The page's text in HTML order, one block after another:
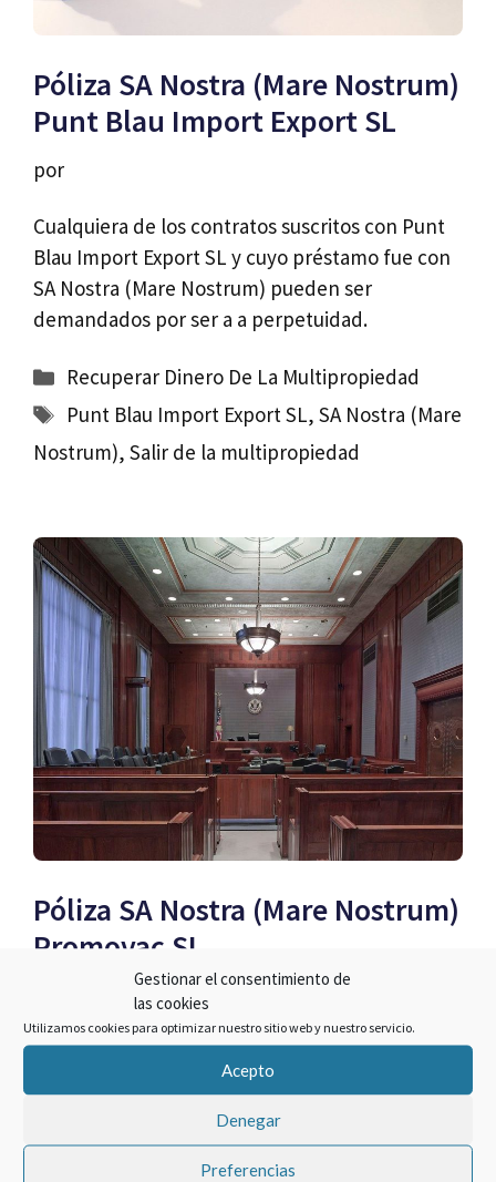
Gestionar el consentimiento de
las cookies
Utilizamos cookies para optimizar nuestro sitio web y nuestro servicio.
Acepto
Denegar
Preferencias
Póliza SA Nostra (Mare Nostrum)
Punt Blau Import Export SL
por
Cualquiera de los contratos suscritos con Punt
Blau Import Export SL y cuyo préstamo fue con
SA Nostra (Mare Nostrum) pueden ser
demandados por ser a a perpetuidad.
Categorías
Recuperar Dinero De La Multipropiedad
Etiquetas
Punt Blau Import Export SL,SA Nostra (Mare
Nostrum), Salir de la multipropiedad
Póliza SA Nostra (Mare Nostrum)
Promovac SL
Todos los contratos suscritos con Promovac SL
y cuyo crédito fue con SA Nostra (Mare
Nostrum) pueden ser anulados por ser a tiempo
indefinido.